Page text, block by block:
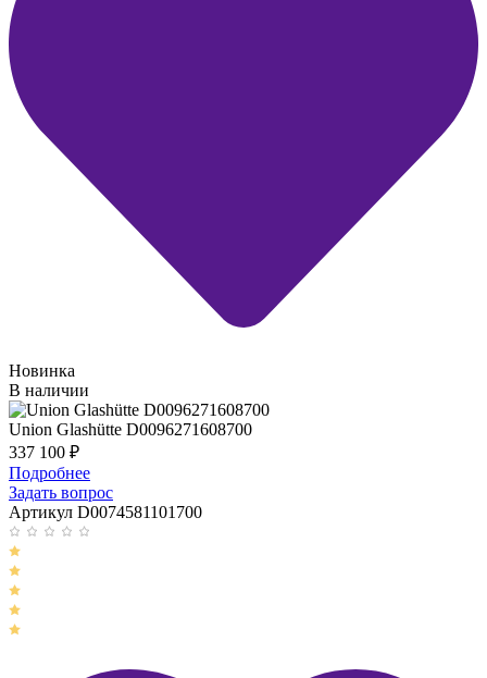
Новинка
В наличии
Union Glashütte D0096271608700
337 100 ₽
Подробнее
Задать вопрос
Артикул D0074581101700